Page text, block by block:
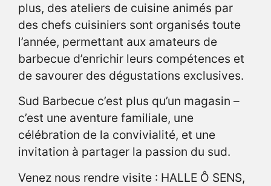
plus, des ateliers de cuisine animés par
des chefs cuisiniers sont organisés toute
l’année, permettant aux amateurs de
barbecue d’enrichir leurs compétences et
de savourer des dégustations exclusives.
Sud Barbecue c’est plus qu’un magasin –
c’est une aventure familiale, une
célébration de la convivialité, et une
invitation à partager la passion du sud.
Venez nous rendre visite : HALLE Ô SENS,